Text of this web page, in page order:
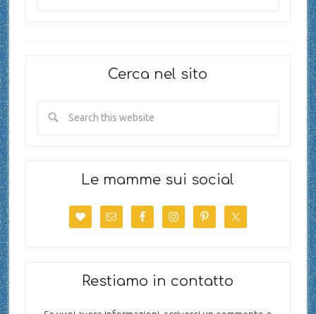
Cerca nel sito
Le mamme sui social
Restiamo in contatto